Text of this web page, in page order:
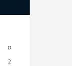
D
2